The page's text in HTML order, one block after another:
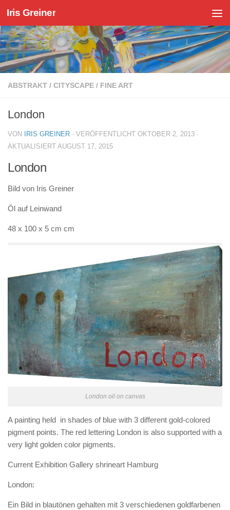
Zum Inhalt springen
Iris Greiner
ABSTRAKT / CITYSCAPE / FINE ART
London
VON IRIS GREINER · VERÖFFENTLICHT OKTOBER 2, 2013 ·
AKTUALISIERT AUGUST 17, 2015
London
Bild von Iris Greiner
Öl auf Leinwand
48 x 100 x 5 cm cm
London oil on canvas
A painting held in shades of blue with 3 different gold-colored
pigment points. The red lettering London is also supported with a
very light golden color pigments.
Current Exhibition Gallery shrineart Hamburg
London:
Ein Bild in blautönen gehalten mit 3 verschiedenen goldfarbenen